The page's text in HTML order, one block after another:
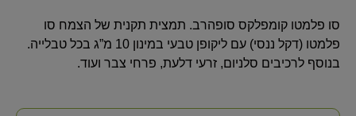
סו פלמטו קומפלקס סופהרב. תמצית תקנית של הצמח סו
פלמטו (דקל ננסי) עם ליקופן טבעי במינון 10 מ”ג בכל טבלייה.
בנוסף לרכיבים סלניום, זרעי דלעת, פרחי צבר ועוד.